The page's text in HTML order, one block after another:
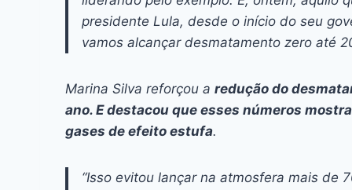
presidente Lula, desde o início do seu
vamos alcançar desmatamento zero até
Marina Silva reforçou a redução do
ano. E destacou que esses números
gases de efeito estufa.
“Isso evitou lançar na atmosfera mais de